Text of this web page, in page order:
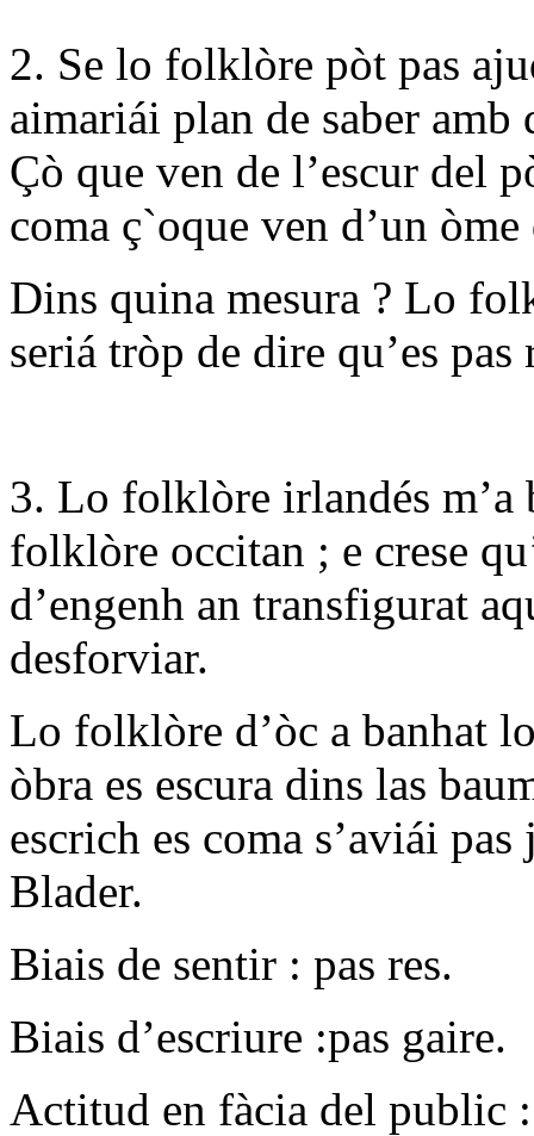
2. Se lo folklòre pòt pas
aimariái plan de saber amb
Çò que ven de l’escur del
coma ç`oque ven d’un
Dins quina mesura ? Lo
seriá tròp de dire qu’es pas
3. Lo folklòre irlandés
folklòre occitan ; e crese
d’engenh an transfigurat
desforviar.
Lo folklòre d’òc a banhat
òbra es escura dins las
escrich es coma s’aviái
Blader.
Biais de sentir : pas res.
Biais d’escriure :pas gaire.
Actitud en fàcia del public